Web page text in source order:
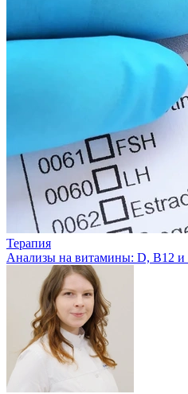
Терапия
Анализы на витамины: D, B12 и